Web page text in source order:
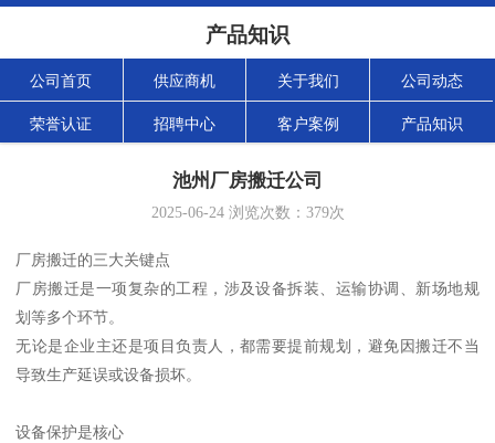
产品知识
公司首页 供应商机 关于我们 公司动态
荣誉认证 招聘中心 客户案例 产品知识
池州厂房搬迁公司
2025-06-24浏览次数： 379次
厂房搬迁的三大关键点
厂房搬迁是一项复杂的工程，涉及设备拆装、运输协调、新场地规
划等多个环节。
无论是企业主还是项目负责人，都需要提前规划，避免因搬迁不当
导致生产延误或设备损坏。
设备保护是核心